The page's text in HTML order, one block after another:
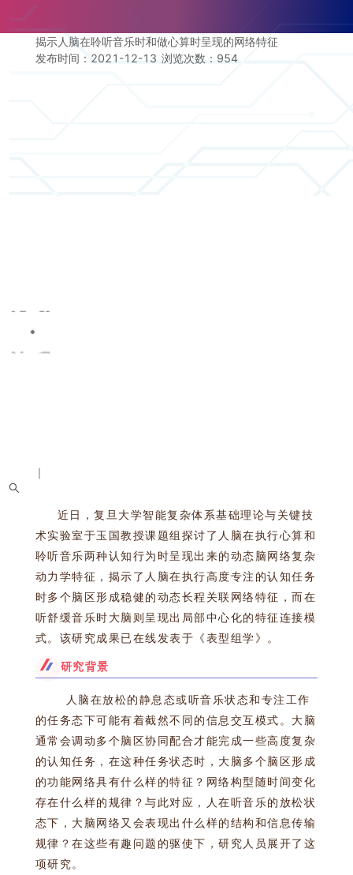
｜
揭示人脑在聆听音乐时和做心算时呈现的网络特征
发布时间：2021-12-13 浏览次数： 954
近日，复旦大学智能复杂体系基础理论与关键技
术实验室于玉国教授课题组探讨了人脑在执行心算和
聆听音乐两种认知行为时呈现出来的动态脑网络复杂
动力学特征，揭示了人脑在执行高度专注的认知任务
时多个脑区形成稳健的动态长程关联网络特征，而在
听舒缓音乐时大脑则呈现出局部中心化的特征连接模
式。该研究成果已在线发表于《表型组学》。
研究背景
人脑在放松的静息态或听音乐状态和专注工作
的任务态下可能有着截然不同的信息交互模式。大脑
通常会调动多个脑区协同配合才能完成一些高度复杂
的认知任务，在这种任务状态时，大脑多个脑区形成
的功能网络具有什么样的特征？网络构型随时间变化
存在什么样的规律？与此对应，人在听音乐的放松状
态下，大脑网络又会表现出什么样的结构和信息传输
规律？在这些有趣问题的驱使下，研究人员展开了这
项研究。